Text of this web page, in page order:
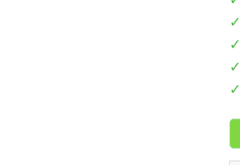
✓
✓
✓
✓